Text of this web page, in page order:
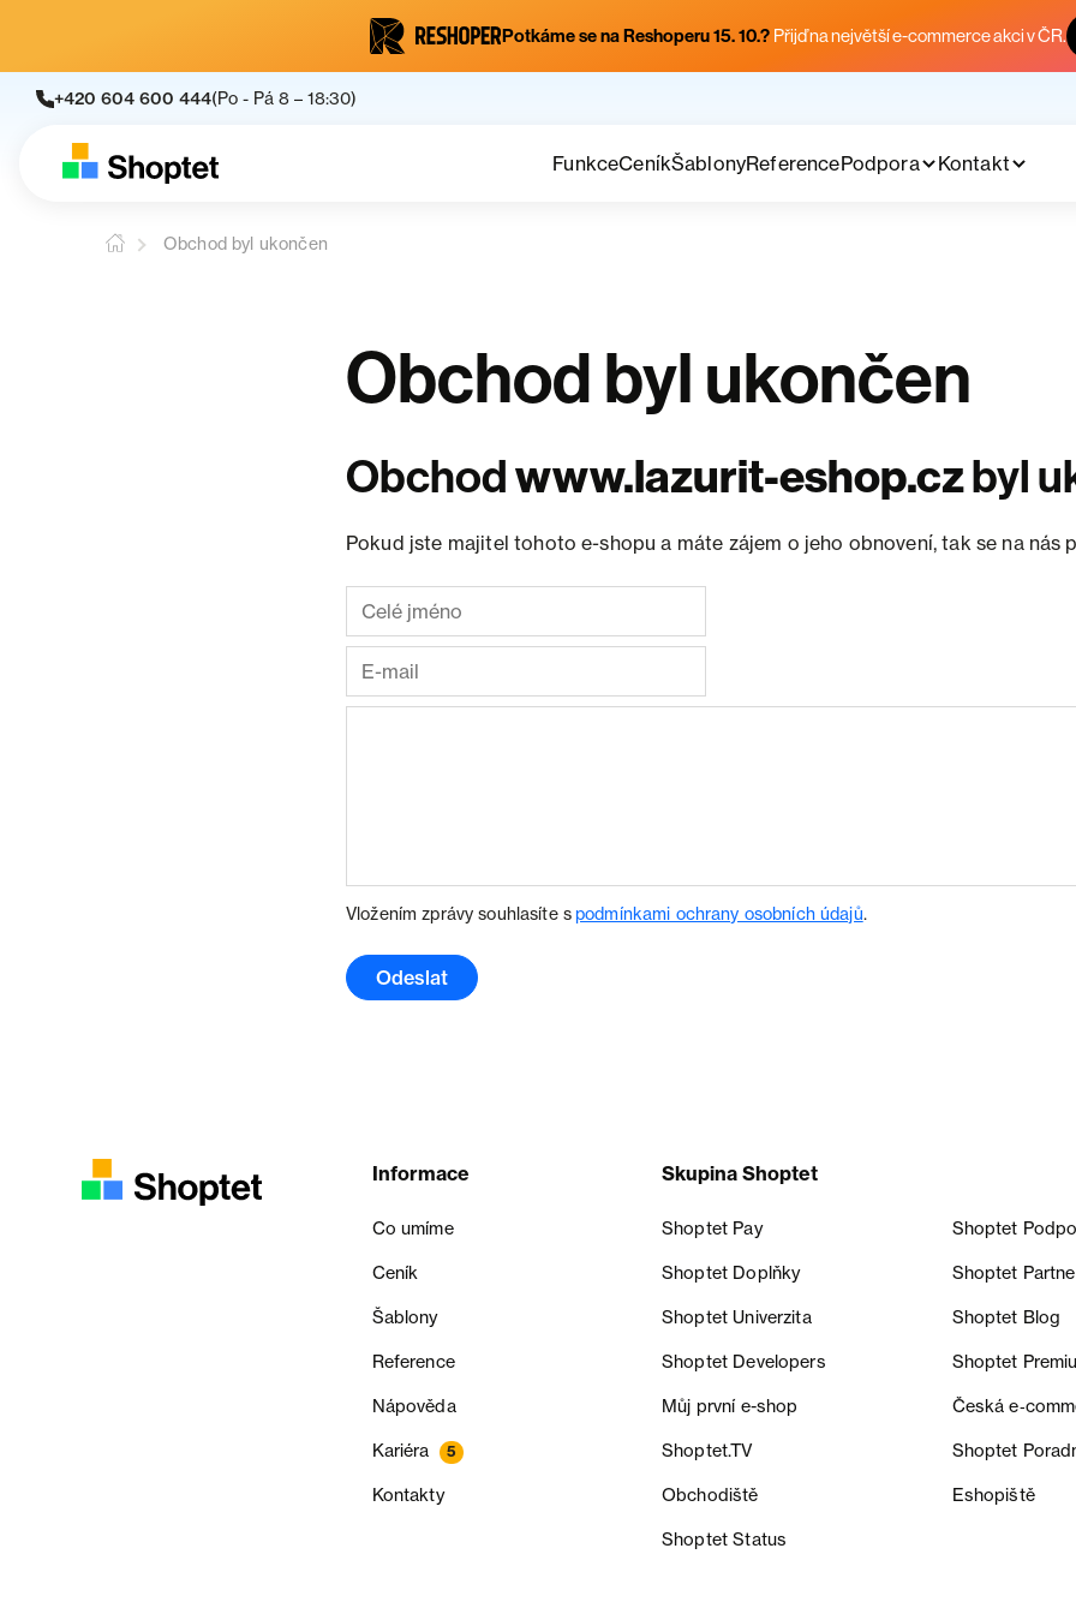
Potkáme se na Reshoperu 15. 10.? Přijď na největší e-commerce akci v ČR.
+420 604 600 444(Po - Pá 8 – 18:30)
FunkceCeníkŠablonyReferencePodpora Kontakt
Obchod byl ukončen
Obchod byl ukončen
Obchodwww.lazurit-eshop.czbyl
Pokud jste majitel tohoto e-shopu a máte zájem o jeho obnovení, tak se na nás
Vložením zprávy souhlasíte spodmínkami ochrany osobních údajů.
Odeslat
Informace
Co umíme
Ceník
Šablony
Reference
Nápověda
Kariéra 5
Kontakty
Skupina Shoptet
Shoptet Pay Shoptet
Shoptet Doplňky Shoptet
Shoptet Univerzita Shoptet Blog
Shoptet Developers Shoptet
Můj první e-shop Česká
Shoptet.TV Shoptet
Obchodiště Eshopiště
Shoptet Status